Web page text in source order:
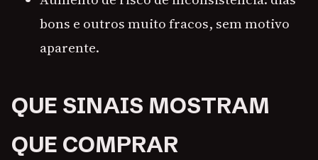
bons e outros muito fracos, sem motivo
aparente.
QUE SINAIS MOSTRAM
QUE COMPRAR